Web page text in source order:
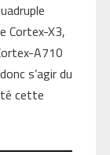
Cortex-X3,
A710
s’agir du
cette